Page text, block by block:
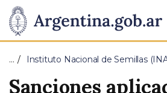
Presidencia
de
la
Pasar al contenido principal
… Instituto Nacional de Semillas
Sanciones